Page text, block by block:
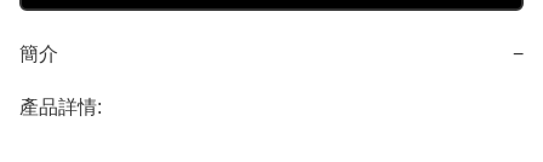
簡介 −
產品詳情: